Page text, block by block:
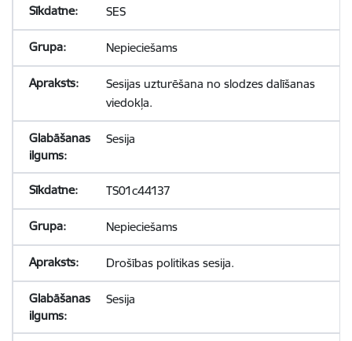
SES
Nepieciešams
Sesijas uzturēšana no slodzes dalīšanas
viedokļa.
Sesija
TS01c44137
Nepieciešams
Drošības politikas sesija.
Sesija